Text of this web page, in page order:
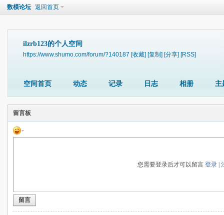
数模论坛 返回首页
ilzrb123的个人空间
https://www.shumo.com/forum/?140187 [收藏] [复制] [分享] [RSS]
空间首页 动态 记录 日志 相册 主
留言板
您需要登录后才可以留言登录 |
留言